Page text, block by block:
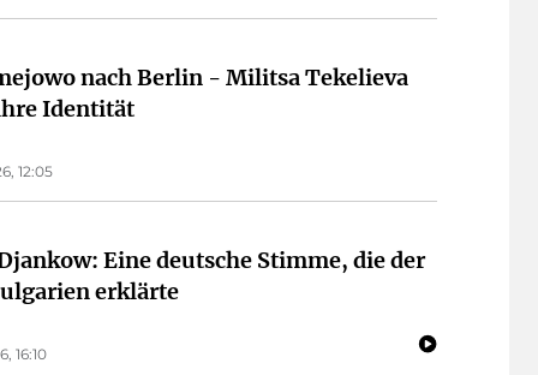
nach Berlin - Militsa Tekelieva
Identität
12:05
Eine deutsche Stimme, die der
erklärte
16:10